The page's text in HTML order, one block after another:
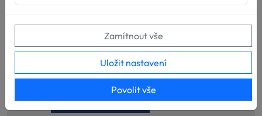
Počet kusů
Koupit VLOŽIT DO KOŠÍKU
Zamítnout vše
Uložit nastavení
Povolit vše